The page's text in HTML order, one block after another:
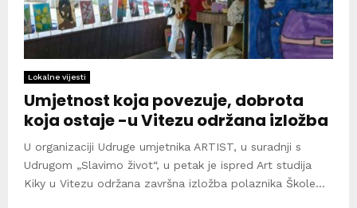
Lokalne vijesti
Umjetnost koja povezuje, dobrota
koja ostaje -u Vitezu održana izložba
U organizaciji Udruge umjetnika ARTIST, u suradnji s
Udrugom „Slavimo život“, u petak je ispred Art studija
Kiky u Vitezu održana završna izložba polaznika Škole...